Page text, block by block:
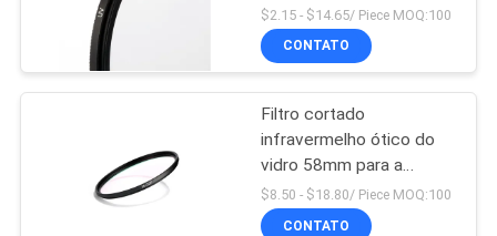
$2.15 - $14.65/ Piece MOQ:100
CONTATO
Filtro cortado
infravermelho ótico do
vidro 58mm para a
câmera de Canon Nikon
Kodak
$8.50 - $18.80/ Piece MOQ:100
CONTATO